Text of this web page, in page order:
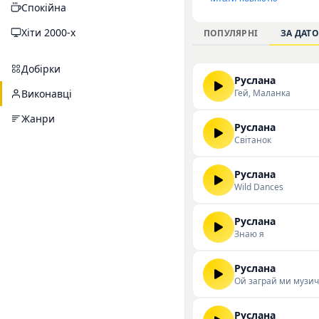
Спокійна
Хіти 2000-х
Добірки
Виконавці
Жанри
орієнтованого на
творчий доробок,
ПОПУЛЯРНІ ЗА
Руслана
Гей, Маланка
Руслана
Світанок
Руслана
Wild Dances
Руслана
Знаю я
Руслана
Ой заграй ми
Руслана